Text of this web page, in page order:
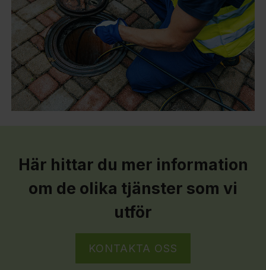
Här hittar du mer information
om de olika tjänster som vi
utför
KONTAKTA OSS